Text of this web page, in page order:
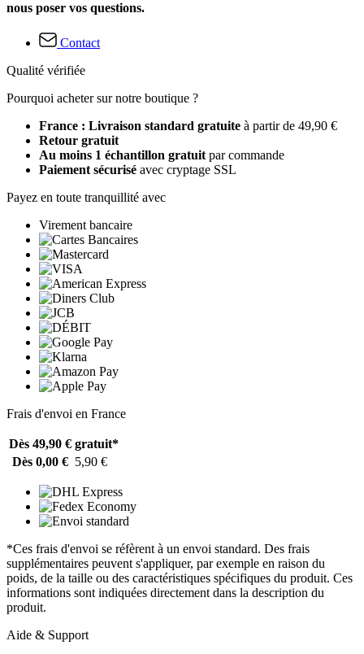
nous poser vos questions.
Contact
Qualité vérifiée
Pourquoi acheter sur notre boutique ?
France : Livraison standard gratuite à partir de 49,90 €
Retour gratuit
Au moins 1 échantillon gratuit par commande
Paiement sécurisé avec cryptage SSL
Payez en toute tranquillité avec
Virement bancaire
Frais d'envoi en France
Dès 49,90 € gratuit*
Dès 0,00 € 5,90 €
*Ces frais d'envoi se réfèrent à un envoi standard. Des frais
supplémentaires peuvent s'appliquer, par exemple en raison du
poids, de la taille ou des caractéristiques spécifiques du produit. Ces
informations sont indiquées directement dans la description du
produit.
Aide & Support